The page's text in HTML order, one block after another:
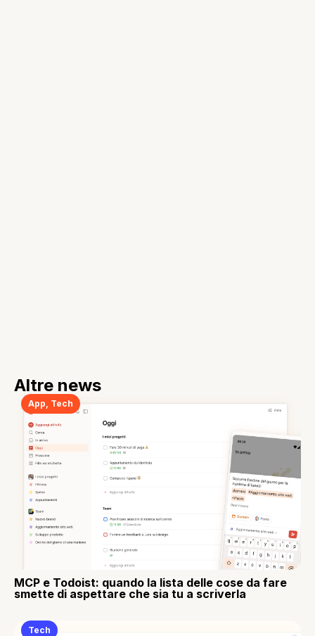
Altre news
App Tech
MCP e Todoist: quando la lista delle cose da fare
smette di aspettare che sia tu a scriverla
Tech